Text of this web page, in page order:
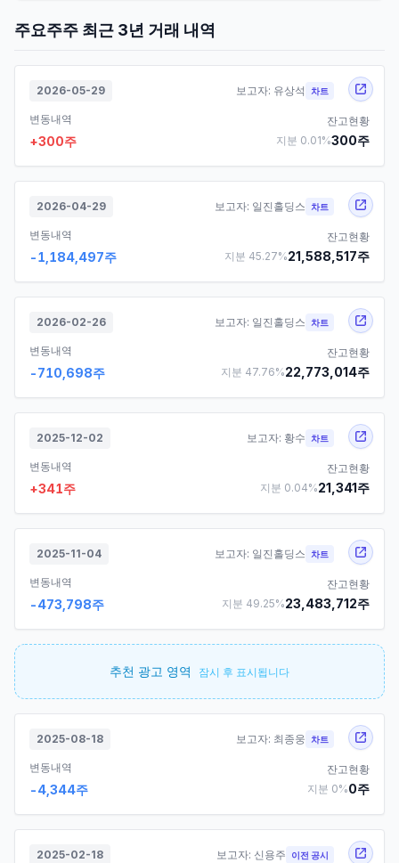
주요주주 최근 3년 거래 내역
2026-05-29 보고자: 유상석 차트
변동내역
+300주
잔고현황
지분 0.01%300주
2026-04-29 보고자: 일진홀딩스 차트
변동내역
-1,184,497주
잔고현황
지분 45.27%21,588,517주
2026-02-26 보고자: 일진홀딩스 차트
변동내역
-710,698주
잔고현황
지분 47.76%22,773,014주
2025-12-02 보고자: 황수 차트
변동내역
+341주
잔고현황
지분 0.04%21,341주
2025-11-04 보고자: 일진홀딩스 차트
변동내역
-473,798주
잔고현황
지분 49.25%23,483,712주
추천 광고 영역 잠시 후 표시됩니다
2025-08-18 보고자: 최종웅 차트
변동내역
-4,344주
잔고현황
지분 0%0주
2025-02-18 보고자: 신용주 이전 공시